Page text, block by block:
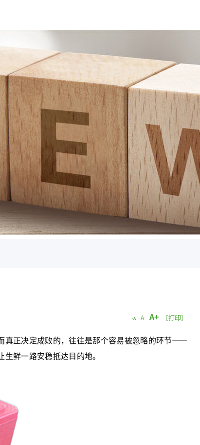
-A A A+ [打印]
正决定成败的，往往是那个容易被忽略的环节——
鲜一路安稳抵达目的地。